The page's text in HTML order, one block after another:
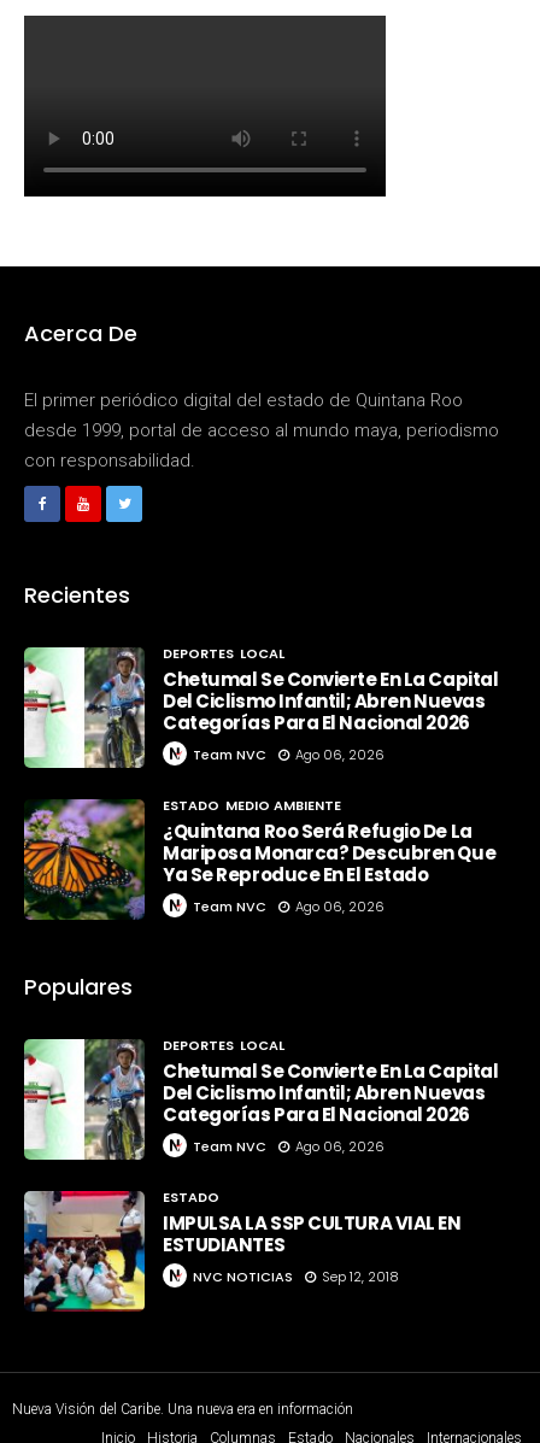
Acerca De
El primer periódico digital del estado de Quintana Roo
desde 1999, portal de acceso al mundo maya, periodismo
con responsabilidad.
Recientes
DEPORTES LOCAL
Chetumal Se Convierte En La Capital
Del Ciclismo Infantil; Abren Nuevas
Categorías Para El Nacional 2026
Team NVC Ago 06, 2026
ESTADO MEDIO AMBIENTE
¿Quintana Roo Será Refugio De La
Mariposa Monarca? Descubren Que
Ya Se Reproduce En El Estado
Team NVC Ago 06, 2026
Populares
DEPORTES LOCAL
Chetumal Se Convierte En La Capital
Del Ciclismo Infantil; Abren Nuevas
Categorías Para El Nacional 2026
Team NVC Ago 06, 2026
ESTADO
IMPULSA LA SSP CULTURA VIAL EN
ESTUDIANTES
NVC NOTICIAS Sep 12, 2018
Nueva Visión del Caribe. Una nueva era en información
Inicio
Historia Columnas Estado Nacionales Internacionales